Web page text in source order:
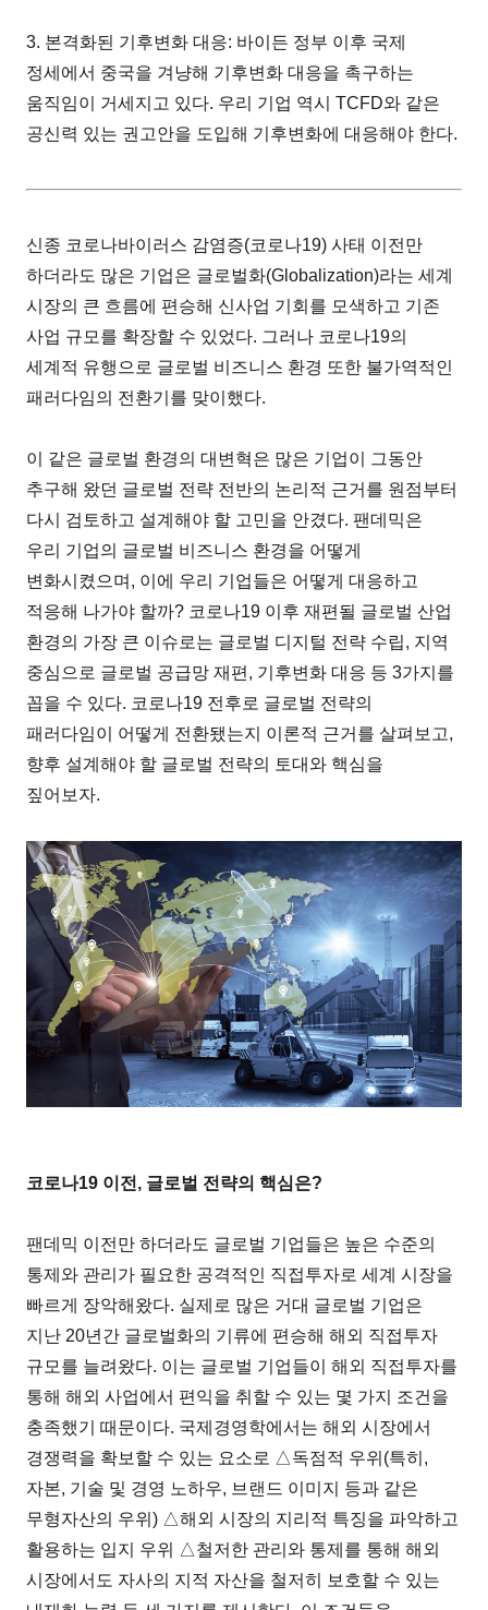
3. 본격화된 기후변화 대응: 바이든 정부 이후 국제
정세에서 중국을 겨냥해 기후변화 대응을 촉구하는
움직임이 거세지고 있다. 우리 기업 역시 TCFD와 같은
공신력 있는 권고안을 도입해 기후변화에 대응해야 한다.
신종 코로나바이러스 감염증(코로나19) 사태 이전만
하더라도 많은 기업은 글로벌화(Globalization)라는 세계
시장의 큰 흐름에 편승해 신사업 기회를 모색하고 기존
사업 규모를 확장할 수 있었다. 그러나 코로나19의
세계적 유행으로 글로벌 비즈니스 환경 또한 불가역적인
패러다임의 전환기를 맞이했다.
이 같은 글로벌 환경의 대변혁은 많은 기업이 그동안
추구해 왔던 글로벌 전략 전반의 논리적 근거를 원점부터
다시 검토하고 설계해야 할 고민을 안겼다. 팬데믹은
우리 기업의 글로벌 비즈니스 환경을 어떻게
변화시켰으며, 이에 우리 기업들은 어떻게 대응하고
적응해 나가야 할까? 코로나19 이후 재편될 글로벌 산업
환경의 가장 큰 이슈로는 글로벌 디지털 전략 수립, 지역
중심으로 글로벌 공급망 재편, 기후변화 대응 등 3가지를
꼽을 수 있다. 코로나19 전후로 글로벌 전략의
패러다임이 어떻게 전환됐는지 이론적 근거를 살펴보고,
향후 설계해야 할 글로벌 전략의 토대와 핵심을
짚어보자.
코로나19 이전, 글로벌 전략의 핵심은?
팬데믹 이전만 하더라도 글로벌 기업들은 높은 수준의
통제와 관리가 필요한 공격적인 직접투자로 세계 시장을
빠르게 장악해왔다. 실제로 많은 거대 글로벌 기업은
지난 20년간 글로벌화의 기류에 편승해 해외 직접투자
규모를 늘려왔다. 이는 글로벌 기업들이 해외 직접투자를
통해 해외 사업에서 편익을 취할 수 있는 몇 가지 조건을
충족했기 때문이다. 국제경영학에서는 해외 시장에서
경쟁력을 확보할 수 있는 요소로 △독점적 우위(특히,
자본, 기술 및 경영 노하우, 브랜드 이미지 등과 같은
무형자산의 우위) △해외 시장의 지리적 특징을 파악하고
활용하는 입지 우위 △철저한 관리와 통제를 통해 해외
시장에서도 자사의 지적 자산을 철저히 보호할 수 있는